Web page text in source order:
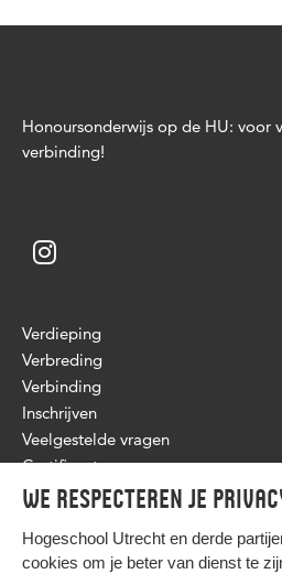
We respecteren je
Hogeschool Utrecht en derde
cookies om je beter van dienst te
Honoursonderwijs op de HU: voor
verbinding!
Verdieping
Verbreding
Verbinding
Inschrijven
Veelgestelde vragen
Certificaat